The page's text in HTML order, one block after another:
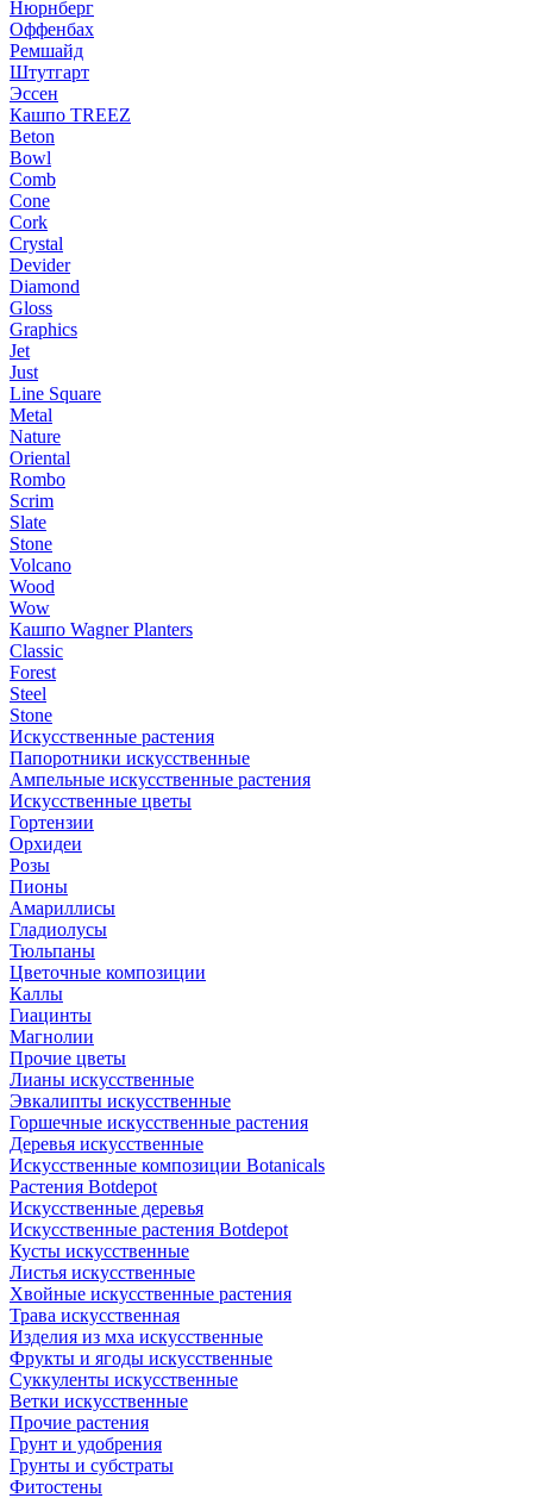
Нюрнберг
Оффенбах
Ремшайд
Штутгарт
Эссен
Кашпо TREEZ
Beton
Bowl
Comb
Cone
Cork
Crystal
Devider
Diamond
Gloss
Graphics
Jet
Just
Line Square
Metal
Nature
Oriental
Rombo
Scrim
Slate
Stone
Volcano
Wood
Wow
Кашпо Wagner Planters
Classic
Forest
Steel
Stone
Искусственные растения
Папоротники искусственные
Ампельные искусственные растения
Искусственные цветы
Гортензии
Орхидеи
Розы
Пионы
Амариллисы
Гладиолусы
Тюльпаны
Цветочные композиции
Каллы
Гиацинты
Магнолии
Прочие цветы
Лианы искусственные
Эвкалипты искусственные
Горшечные искусственные растения
Деревья искусственные
Искусственные композиции Botanicals
Растения Botdepot
Искусственные деревья
Искусственные растения Botdepot
Кусты искусственные
Листья искусственные
Хвойные искусственные растения
Трава искусственная
Изделия из мха искусственные
Фрукты и ягоды искусственные
Суккуленты искусственные
Ветки искусственные
Прочие растения
Грунт и удобрения
Грунты и субстраты
Фитостены